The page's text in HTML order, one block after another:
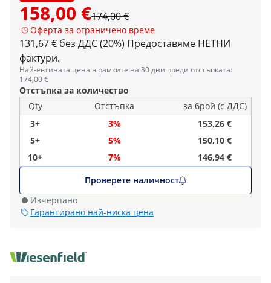
158,00 €174,00 €
Оферта за ограничено време
131,67 € без ДДС (20%) Предоставяме НЕТНИ
фактури.
Най-евтината цена в рамките на 30 дни преди отстъпката:
174,00 €
Отстъпка за количество
Qty
Отстъпка
за брой (с ДДС)
3+
3%
153,26 €
5+
5%
150,10 €
10+
7%
146,94 €
Проверете наличност
Изчерпано
Гарантирано най-ниска цена